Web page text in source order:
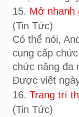
15. Mở nhanh
(Tin Tức)
Có thể nói,
cung cấp
chức năng đa
Được viết
16. Trang trí
(Tin Tức)